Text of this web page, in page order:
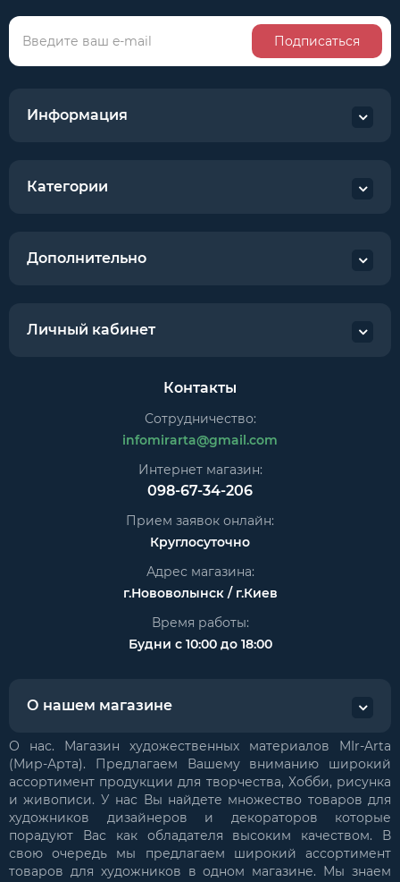
Подписаться
Информация
Категории
Дополнительно
Личный кабинет
Контакты
Сотрудничество:
infomirarta@gmail.com
Интернет магазин:
098-67-34-206
Прием заявок онлайн:
Круглосуточно
Адрес магазина:
г.Нововолынск / г.Киев
Время работы:
Будни с 10:00 до 18:00
О нашем магазине
О нас. Магазин художественных материалов MIr-Arta
(Мир-Арта). Предлагаем Вашему вниманию широкий
ассортимент продукции для творчества, Хобби, рисунка
и живописи. У нас Вы найдете множество товаров для
художников дизайнеров и декораторов которые
порадуют Вас как обладателя высоким качеством. В
свою очередь мы предлагаем широкий ассортимент
товаров для художников в одном магазине. Мы знаем